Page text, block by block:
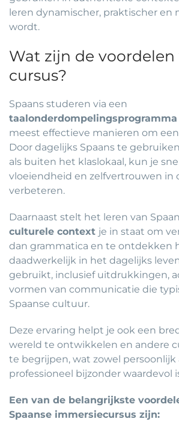
leren dynamischer, praktischer en
wordt.
Wat zijn de voordelen
cursus?
Spaans studeren via een
taalonderdompelingsprogramma
meest effectieve manieren om
Door dagelijks Spaans te
als buiten het klaslokaal, kun je
vloeiendheid en zelfvertrouwen in
verbeteren.
Daarnaast stelt het leren van
culturele context je in staat om
dan grammatica en te ontdekken
daadwerkelijk in het dagelijks
gebruikt, inclusief uitdrukkingen,
vormen van communicatie die
Spaanse cultuur.
Deze ervaring helpt je ook een
wereld te ontwikkelen en andere
te begrijpen, wat zowel persoonlijk
professioneel bijzonder waardevol
Een van de belangrijkste
Spaanse immersiecursus zijn: